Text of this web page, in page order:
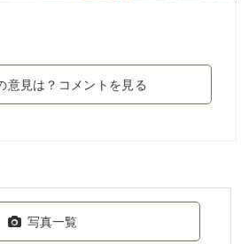
意見は？コメントを見る
写真一覧